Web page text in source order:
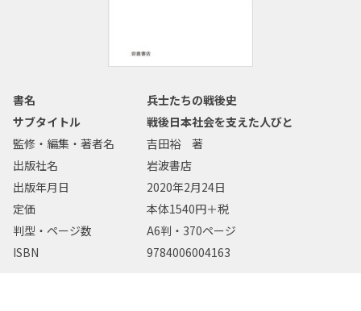
書名
兵士たちの戦後史
サブタイトル
戦後日本社会を支えた人びと
監修・編集・著者名
吉田裕 著
出版社名
岩波書店
出版年月日
2020年2月24日
定価
本体1540円＋税
判型・ページ数
A6判・370ページ
ISBN
9784006004163